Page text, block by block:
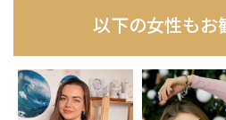
以下の女性もお